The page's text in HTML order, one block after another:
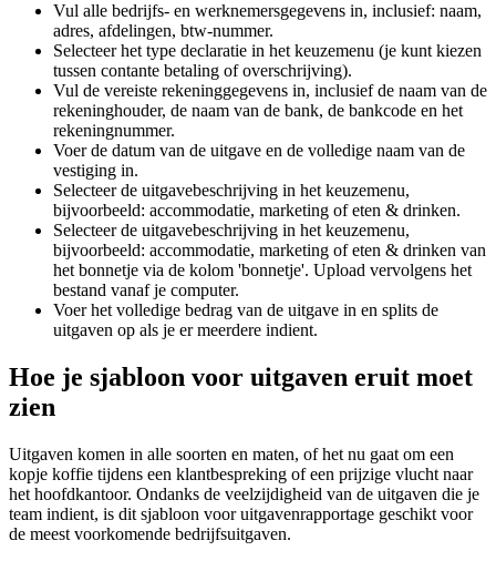
Vul alle bedrijfs- en werknemersgegevens in, inclusief: naam,
adres, afdelingen, btw-nummer.
Selecteer het type declaratie in het keuzemenu (je kunt kiezen
tussen contante betaling of overschrijving).
Vul de vereiste rekeninggegevens in, inclusief de naam van de
rekeninghouder, de naam van de bank, de bankcode en het
rekeningnummer.
Voer de datum van de uitgave en de volledige naam van de
vestiging in.
Selecteer de uitgavebeschrijving in het keuzemenu,
bijvoorbeeld: accommodatie, marketing of eten & drinken.
Selecteer de uitgavebeschrijving in het keuzemenu,
bijvoorbeeld: accommodatie, marketing of eten & drinken van
het bonnetje via de kolom 'bonnetje'. Upload vervolgens het
bestand vanaf je computer.
Voer het volledige bedrag van de uitgave in en splits de
uitgaven op als je er meerdere indient.
Hoe je sjabloon voor uitgaven eruit moet
zien
Uitgaven komen in alle soorten en maten, of het nu gaat om een
kopje koffie tijdens een klantbespreking of een prijzige vlucht naar
het hoofdkantoor. Ondanks de veelzijdigheid van de uitgaven die je
team indient, is dit sjabloon voor uitgavenrapportage geschikt voor
de meest voorkomende bedrijfsuitgaven.